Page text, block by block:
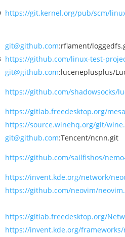
https://git.kernel.org/pub/scm/
git@github.com:rflament/
https://github.com/linux-test-
git@github.com:luceneplusplus/
https://github.com/shadowsocks/
https://gitlab.freedesktop.org/
https://source.winehq.org/git/
git@github.com:Tencent/ncnn.git
https://github.com/sailfishos/
https://invent.kde.org/network/
https://github.com/neovim/
https://gitlab.freedesktop.org/
https://invent.kde.org/